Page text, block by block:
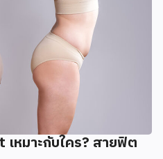
หมาะกับใคร? สายฟิต